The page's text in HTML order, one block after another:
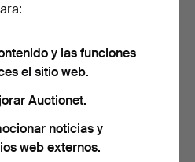
CINCO PIEZAS /
CONJUNTO DE…
16 horas
y las funciones
el sitio web.
Auctionet.
noticias y
web externos.